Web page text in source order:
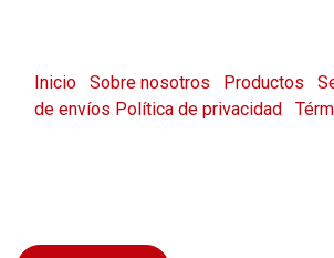
Inicio Sobre nosotros Productos
de envíos Política de privacidad